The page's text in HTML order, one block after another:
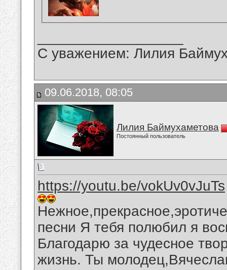
С уважением: Лилия
09.06.2018, 08:05
Лилия Баймухаметова
Постоянный пользователь
https://youtu.be/vokUv0vJuTs
песни Я тебя полюбил я
Благодарю за чудесное
жизнь. Ты